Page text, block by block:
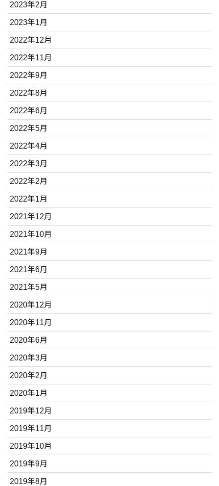
2023年2月
2023年1月
2022年12月
2022年11月
2022年9月
2022年8月
2022年6月
2022年5月
2022年4月
2022年3月
2022年2月
2022年1月
2021年12月
2021年10月
2021年9月
2021年6月
2021年5月
2020年12月
2020年11月
2020年6月
2020年3月
2020年2月
2020年1月
2019年12月
2019年11月
2019年10月
2019年9月
2019年8月